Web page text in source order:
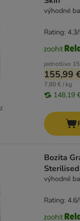
výhodné
jednotlivo
155,99
7,80 € / kg
148,19
Rating:
Bozita
výhodné
Rating: